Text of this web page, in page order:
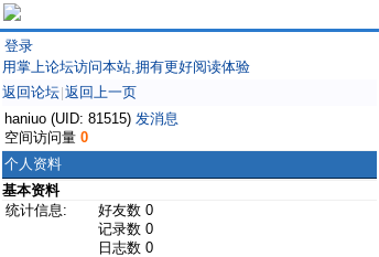
登录
用掌上论坛访问本站,拥有更好阅读体验
返回论坛 返回上一页
haniuo (UID: 81515) 发消息
空间访问量 0
个人资料
基本资料
统计信息:
好友数 0
记录数 0
日志数 0